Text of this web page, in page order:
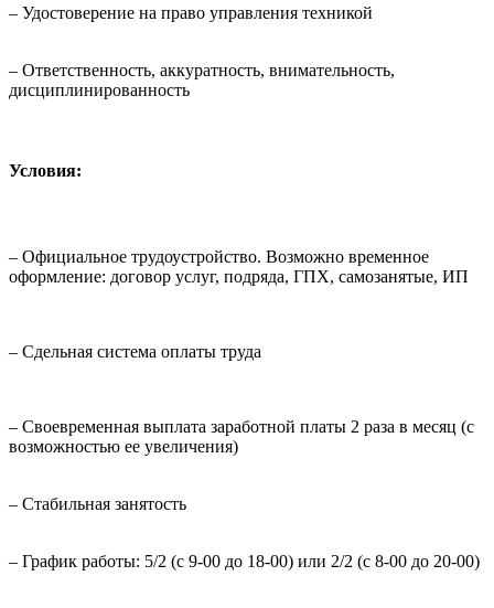
– Удостоверение на право управления техникой
– Ответственность, аккуратность, внимательность,
дисциплинированность
Условия:
– Официальное трудоустройство. Возможно временное
оформление: договор услуг, подряда, ГПХ, самозанятые, ИП
– Сдельная система оплаты труда
– Своевременная выплата заработной платы 2 раза в месяц (с
возможностью ее увеличения)
– Стабильная занятость
– График работы: 5/2 (с 9-00 до 18-00) или 2/2 (с 8-00 до 20-00)